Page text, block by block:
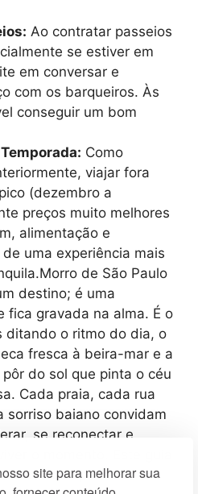
site para melhorar sua
Ao contratar passeios
se estiver em
em conversar e
com os barqueiros. Às
conseguir um bom
Como
viajar fora
(dezembro a
preços muito melhores
alimentação e
uma experiência mais
de São Paulo
destino; é uma
fica gravada na alma. É o
ditando o ritmo do dia, o
fresca à beira-mar e a
do sol que pinta o céu
Cada praia, cada rua
sorriso baiano convidam
se reconectar e
seu companheiro de